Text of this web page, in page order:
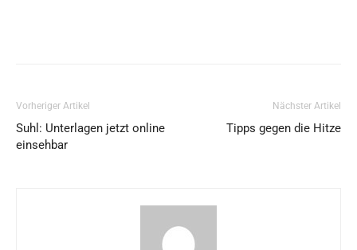
Vorheriger Artikel
Suhl: Unterlagen jetzt online
einsehbar
Nächster Artikel
Tipps gegen die Hitze